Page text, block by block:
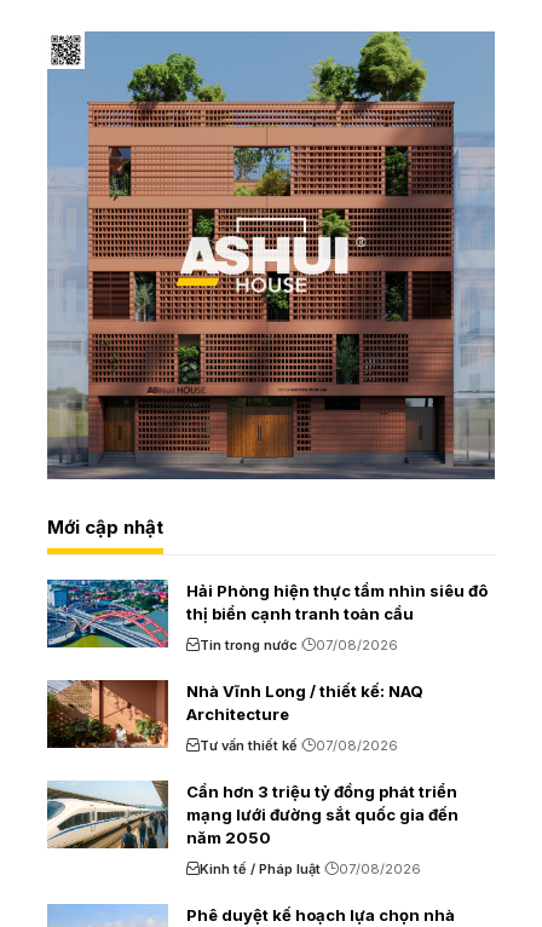
Mới cập nhật
Hải Phòng hiện thực tầm nhìn siêu đô
thị biển cạnh tranh toàn cầu
Tin trong nước 07/08/2026
Nhà Vĩnh Long / thiết kế: NAQ
Architecture
Tư vấn thiết kế 07/08/2026
Cần hơn 3 triệu tỷ đồng phát triển
mạng lưới đường sắt quốc gia đến
năm 2050
Kinh tế / Pháp luật 07/08/2026
Phê duyệt kế hoạch lựa chọn nhà